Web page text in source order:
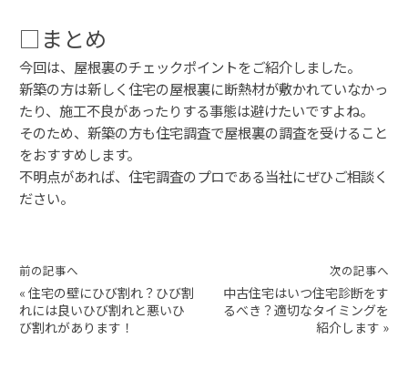
□まとめ
今回は、屋根裏のチェックポイントをご紹介しました。
新築の方は新しく住宅の屋根裏に断熱材が敷かれていなかっ
たり、施工不良があったりする事態は避けたいですよね。
そのため、新築の方も住宅調査で屋根裏の調査を受けること
をおすすめします。
不明点があれば、住宅調査のプロである当社にぜひご相談く
ださい。
前の記事へ
« 住宅の壁にひび割れ？ひび割
れには良いひび割れと悪いひ
び割れがあります！
次の記事へ
中古住宅はいつ住宅診断をす
るべき？適切なタイミングを
紹介します »